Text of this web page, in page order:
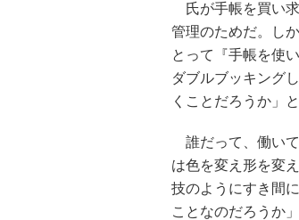
氏が手帳を買い
管理のためだ。し
とって『手帳を使
ダブルブッキング
くことだろうか」
誰だって、働い
は色を変え形を変
技のようにすき間
ことなのだろうか」